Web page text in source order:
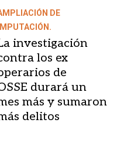
DE
IMPUTACIÓN.
investigación
los ex
de
durará un
más y sumaron
delitos